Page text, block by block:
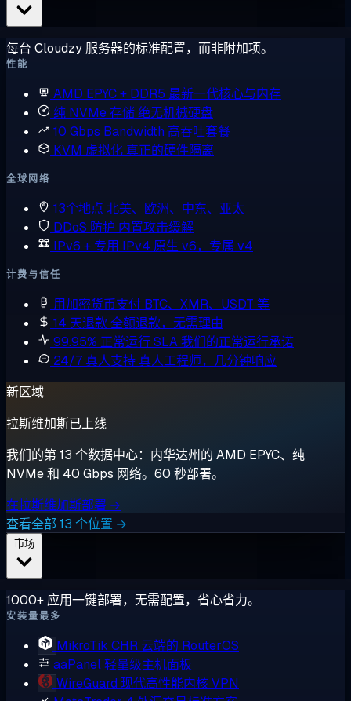
每台 Cloudzy 服务器的标准配置，而非附加项。
性能
AMD EPYC + DDR5 最新一代核心与内存
纯 NVMe 存储绝无机械硬盘
10 Gbps Bandwidth 高吞吐套餐
KVM 虚拟化 真正的硬件隔离
全球网络
13个地点 北美、欧洲、中东、亚太
DDoS 防护 内置攻击缓解
IPv6 + 专用 IPv4 原生 v6，专属 v4
计费与信任
用加密货币支付 BTC、XMR、USDT 等
14 天退款全额退款，无需理由
99.95% 正常运行 SLA我们的正常运行承诺
24/7 真人支持 真人工程师，几分钟响应
新区域
拉斯维加斯已上线
我们的第 13 个数据中心：内华达州的 AMD EPYC、纯
NVMe 和 40 Gbps 网络。60 秒部署。
在拉斯维加斯部署 →
查看全部 13 个位置 →
1000+ 应用一键部署，无需配置，省心省力。
安装量最多
MikroTik CHR 云端的 RouterOS
aaPanel轻量级主机面板
WireGuard 现代高性能内核 VPN